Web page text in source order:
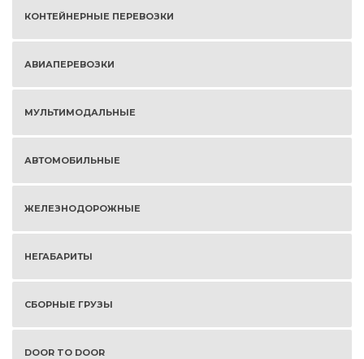
КОНТЕЙНЕРНЫЕ ПЕРЕВОЗКИ
АВИАПЕРЕВОЗКИ
МУЛЬТИМОДАЛЬНЫЕ
АВТОМОБИЛЬНЫЕ
ЖЕЛЕЗНОДОРОЖНЫЕ
НЕГАБАРИТЫ
СБОРНЫЕ ГРУЗЫ
DOOR TO DOOR